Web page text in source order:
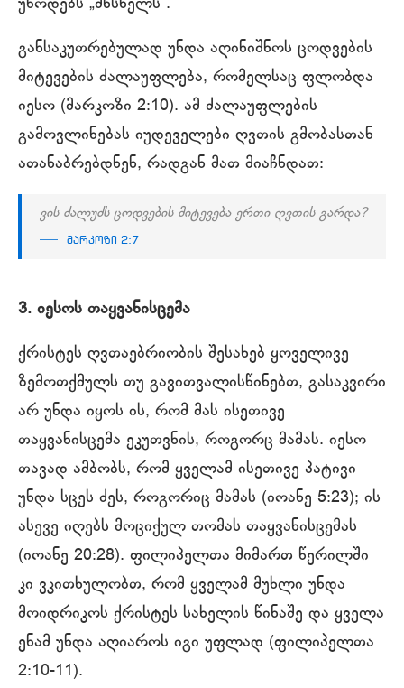
უწოდებს „მხსნელს“.
განსაკუთრებულად უნდა აღინიშნოს ცოდვების
მიტევების ძალაუფლება, რომელსაც ფლობდა
იესო (მარკოზი 2:10). ამ ძალაუფლების
გამოვლინებას იუდეველები ღვთის გმობასთან
ათანაბრებდნენ, რადგან მათ მიაჩნდათ:
ვის ძალუძს ცოდვების მიტევება ერთი ღვთის გარდა?
მარკოზი 2:7
3. იესოს თაყვანისცემა
ქრისტეს ღვთაებრიობის შესახებ ყოველივე
ზემოთქმულს თუ გავითვალისწინებთ, გასაკვირი
არ უნდა იყოს ის, რომ მას ისეთივე
თაყვანისცემა ეკუთვნის, როგორც მამას. იესო
თავად ამბობს, რომ ყველამ ისეთივე პატივი
უნდა სცეს ძეს, როგორიც მამას (იოანე 5:23); ის
ასევე იღებს მოციქულ თომას თაყვანისცემას
(იოანე 20:28). ფილიპელთა მიმართ წერილში
კი ვკითხულობთ, რომ ყველამ მუხლი უნდა
მოიდრიკოს ქრისტეს სახელის წინაშე და ყველა
ენამ უნდა აღიაროს იგი უფლად (ფილიპელთა
2:10-11).